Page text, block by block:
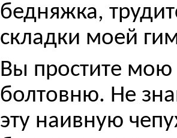
бедняжка,
складки моей
Вы простите
болтовню. Не
эту наивную